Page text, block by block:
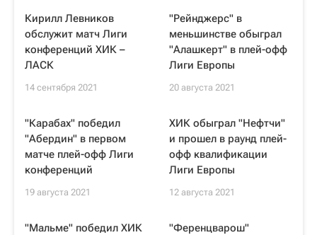
Кирилл Левников
обслужит матч Лиги
конференций ХИК –
ЛАСК
14 сентября 2021
"Рейнджерс" в
меньшинстве обыграл
"Алашкерт" в плей-офф
Лиги Европы
20 августа 2021
"Карабах" победил
"Абердин" в первом
матче плей-офф Лиги
конференций
19 августа 2021
ХИК обыграл "Нефтчи"
и прошел в раунд плей-
офф квалификации
Лиги Европы
12 августа 2021
"Мальме" победил ХИК
"Ференцварош"